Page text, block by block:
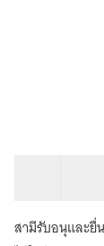
สามีรับอนุและยื่